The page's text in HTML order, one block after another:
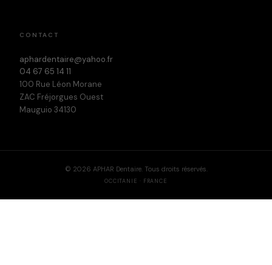
CONTACT
aphardentaire@yahoo.fr
04 67 65 14 11
100 Rue Léon Morane
ZAC Fréjorgues Ouest
Mauguio 34130
© 2026 APHAR Dentaire. Tous droits réservés.
OCCITANIE · FRANCE